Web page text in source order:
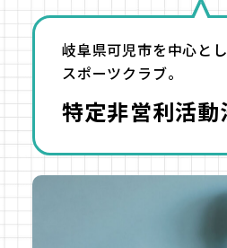
岐阜県可児市を中心と
スポーツクラブ。
特定非営利活